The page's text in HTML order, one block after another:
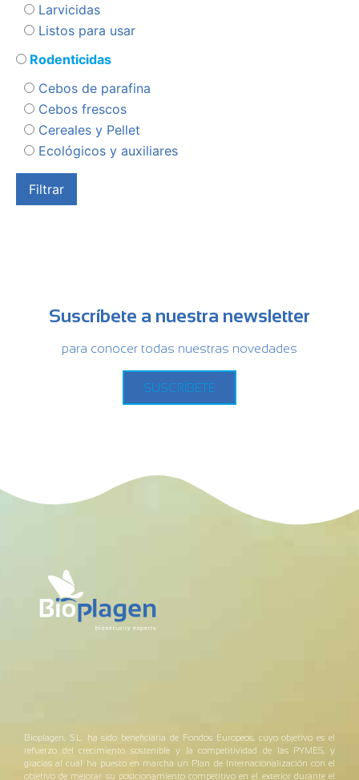
Larvicidas
Listos para usar
Rodenticidas
Cebos de parafina
Cebos frescos
Cereales y Pellet
Ecológicos y auxiliares
Suscríbete a nuestra newsletter
para conocer todas nuestras novedades
SUSCRÍBETE
Bioplagen, S.L. ha sido beneficiaria de Fondos Europeos, cuyo objetivo es el
refuerzo del crecimiento sostenible y la competitividad de las PYMES, y
gracias al cual ha puesto en marcha un Plan de Internacionalización con el
objetivo de mejorar su posicionamiento competitivo en el exterior durante el